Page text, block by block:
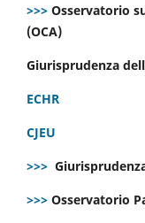
>>> Osservatorio
(OCA)
Giurisprudenza
ECHR
CJEU
>>>
>>> Osservatorio